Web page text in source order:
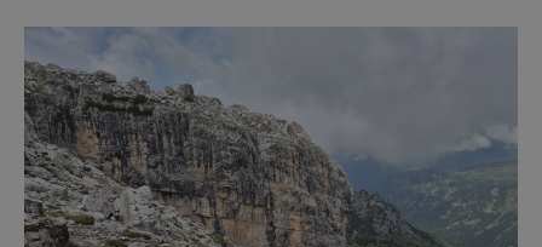
dovolenou právě sem. Madonna di
Campiglio uhrane každé ráno, kdy první
paprsky kreslí na vrcholcích Brenty